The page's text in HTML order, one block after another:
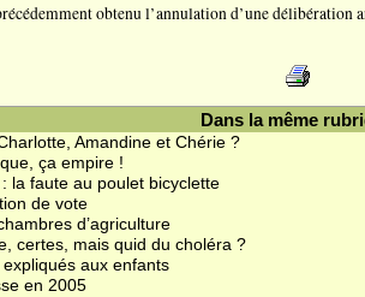
obtenu l’annulation d’une
Dans la même
Amandine et Chérie ?
ça empire !
la faute au poulet bicyclette
de vote
d’agriculture
certes, mais quid du choléra ?
aux enfants
en 2005